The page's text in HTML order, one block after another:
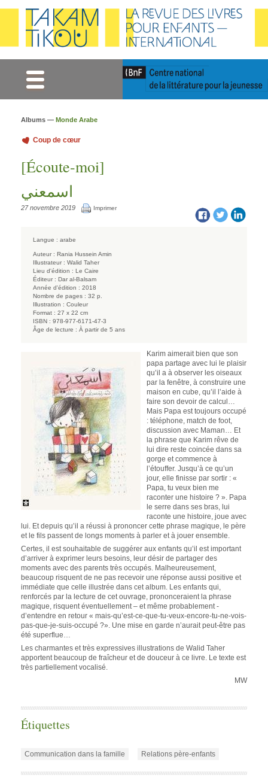
Albums — Monde Arabe
Coup de cœur
[Écoute-moi]
اسمعني
27 novembre 2019 Imprimer
Langue : arabe
Auteur : Rania Hussein Amin
Illustrateur : Walid Taher
Lieu d'édition : Le Caire
Éditeur : Dar al-Balsam
Année d'édition : 2018
Nombre de pages : 32 p.
Illustration : Couleur
Format : 27 x 22 cm
ISBN : 978-977-6171-47-3
Âge de lecture : À partir de 5 ans
Karim aimerait bien que son
papa partage avec lui le plaisir
qu’il a à observer les oiseaux
par la fenêtre, à construire une
maison en cube, qu’il l’aide à
faire son devoir de calcul…
Mais Papa est toujours occupé
: téléphone, match de foot,
discussion avec Maman… Et
la phrase que Karim rêve de
lui dire reste coincée dans sa
gorge et commence à
l’étouffer. Jusqu’à ce qu’un
jour, elle finisse par sortir : «
Papa, tu veux bien me
raconter une histoire ? ». Papa
le serre dans ses bras, lui
raconte une histoire, joue avec
lui. Et depuis qu’il a réussi à prononcer cette phrase magique, le père
et le fils passent de longs moments à parler et à jouer ensemble.
Certes, il est souhaitable de suggérer aux enfants qu’il est important
d’arriver à exprimer leurs besoins, leur désir de partager des
moments avec des parents très occupés. Malheureusement,
beaucoup risquent de ne pas recevoir une réponse aussi positive et
immédiate que celle illustrée dans cet album. Les enfants qui,
renforcés par la lecture de cet ouvrage, prononceraient la phrase
magique, risquent éventuellement – et même probablement -
d’entendre en retour « mais-qu’est-ce-que-tu-veux-encore-tu-ne-vois-
pas-que-je-suis-occupé ?». Une mise en garde n’aurait peut-être pas
été superflue…
Les charmantes et très expressives illustrations de Walid Taher
apportent beaucoup de fraîcheur et de douceur à ce livre. Le texte est
très partiellement vocalisé.
MW
Étiquettes
Communication dans la famille Relations père-enfants